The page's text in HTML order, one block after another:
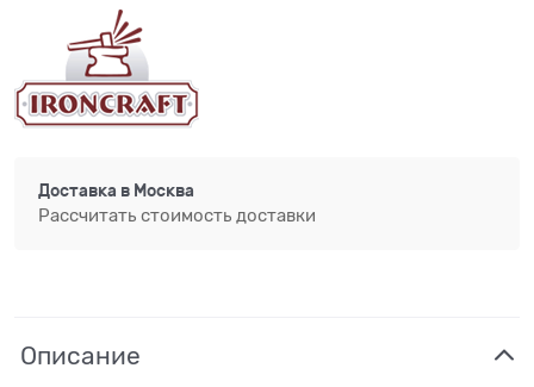
Доставка в Москва
Рассчитать стоимость доставки
Описание